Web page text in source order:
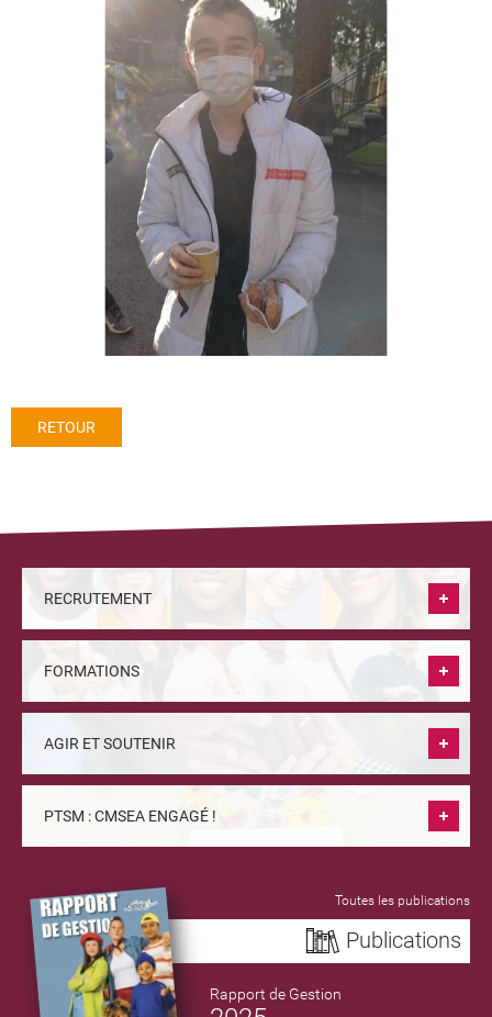
RETOUR
RECRUTEMENT
FORMATIONS
AGIR ET SOUTENIR
PTSM : CMSEA ENGAGÉ !
Toutes les publications
Publications
Rapport de Gestion